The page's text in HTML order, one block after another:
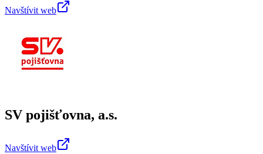
Navštívit web
SV pojišťovna, a.s.
Navštívit web